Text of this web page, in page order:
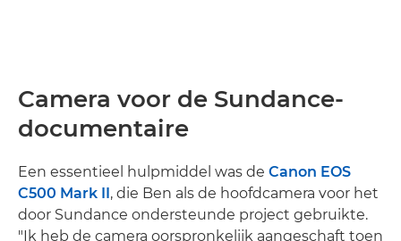
Camera voor de Sundance-
documentaire
Een essentieel hulpmiddel was de Canon EOS
C500 Mark II , die Ben als de hoofdcamera voor het
door Sundance ondersteunde project gebruikte.
"Ik heb de camera oorspronkelijk aangeschaft toen